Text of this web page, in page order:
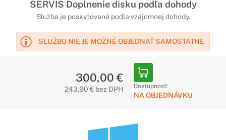
SERVIS Doplnenie disku podľa dohody
Služba je poskytovaná podla vzájomnej dohody.
SLUŽBU NIE JE MOŽNÉ OBJEDNAŤ SAMOSTATNE
300,00 €
243,90 € bez DPH Dostupnosť:
NA OBJEDNÁVKU